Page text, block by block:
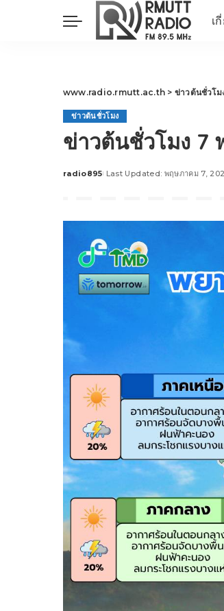
เ
www.radio.rmutt.ac.th > ข่าวต้นชั่วโม
ข่าวต้นชั่วโมง
ข่าวต้นชั่วโมง 7
Posted
radio895 Last Updated: พฤษภาคม 7,